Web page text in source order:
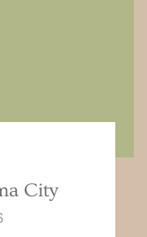
City